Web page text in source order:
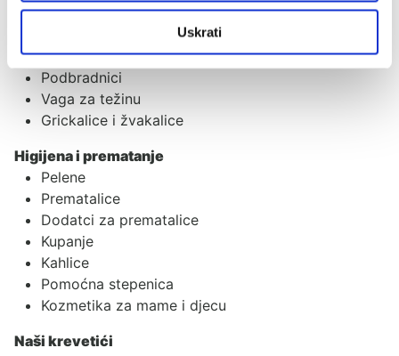
Uskrati
Bočice
Posuđe i pribor za jelo
Podbradnici
Vaga za težinu
Grickalice i žvakalice
Higijena i prematanje
Pelene
Prematalice
Dodatci za prematalice
Kupanje
Kahlice
Pomoćna stepenica
Kozmetika za mame i djecu
Naši krevetići